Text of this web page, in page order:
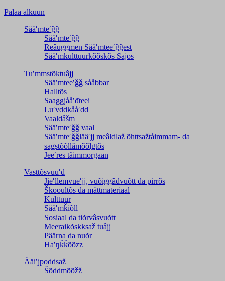
Palaa alkuun
Sääʹmteʹǧǧ
Sääʹmteʹǧǧ
Reâuggmen Sääʹmteeʹǧǧest
Sääʹmkulttuurkõõskõs Sajos
Tuʹmmstõktuâjj
Sääʹmteeʹǧǧ sååbbar
Halltõs
Saaǥǥjååʹđteei
Luʹvddkååʹdd
Vaaldâšm
Sääʹmteʹǧǧ vaal
Sääʹmteʹǧǧlääʹjj meâldlaž õhttsažtåimmam- da
saǥstõõllâmõõlǥtõs
Jeeʹres tåimmorgaan
Vasttõsvuuʹd
Jieʹllemvueʹjj, vuõiggâdvuõtt da pirrõs
Škooultõs da mättmateriaal
Kulttuur
Sääʹmǩiõll
Sosiaal da tiõrvâsvuõtt
Meeraikõskksaž tuâjj
Päärna da nuõr
Haʹŋǩǩõõzz
Ääiʹjpoddsaž
Šõddmõõžž